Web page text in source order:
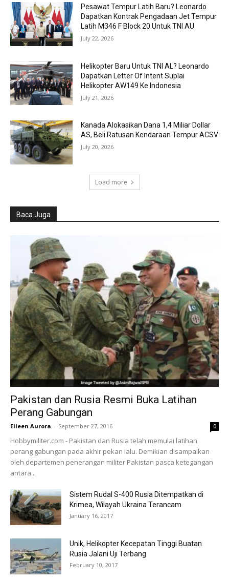
Pesawat Tempur Latih Baru? Leonardo
Dapatkan Kontrak Pengadaan Jet Tempur
Latih M346 F Block 20 Untuk TNI AU
July 22, 2026
Helikopter Baru Untuk TNI AL? Leonardo
Dapatkan Letter Of Intent Suplai
Helikopter AW149 Ke Indonesia
July 21, 2026
Kanada Alokasikan Dana 1,4 Miliar Dollar
AS, Beli Ratusan Kendaraan Tempur ACSV
July 20, 2026
Load more
Baca Juga
Pakistan dan Rusia Resmi Buka Latihan
Perang Gabungan
Eileen Aurora - September 27, 2016 0
Hobbymiliter.com - Pakistan dan Rusia telah memulai latihan
perang gabungan pada akhir pekan lalu. Demikian disampaikan
oleh departemen penerangan militer Pakistan pasca ketegangan
antara...
Sistem Rudal S-400 Rusia Ditempatkan di
Krimea, Wilayah Ukraina Terancam
January 16, 2017
Unik, Helikopter Kecepatan Tinggi Buatan
Rusia Jalani Uji Terbang
February 10, 2017